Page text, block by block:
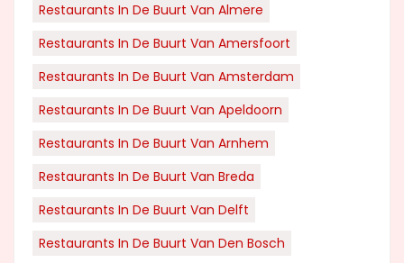
Restaurants In De Buurt Van Almere
Restaurants In De Buurt Van Amersfoort
Restaurants In De Buurt Van Amsterdam
Restaurants In De Buurt Van Apeldoorn
Restaurants In De Buurt Van Arnhem
Restaurants In De Buurt Van Breda
Restaurants In De Buurt Van Delft
Restaurants In De Buurt Van Den Bosch